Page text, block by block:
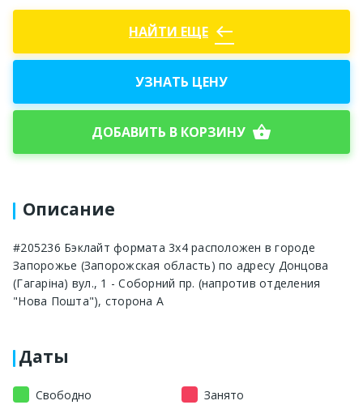
НАЙТИ ЕЩЕ west
УЗНАТЬ ЦЕНУ
ДОБАВИТЬ В КОРЗИНУ shopping_basket
Описание
#205236 Бэклайт формата 3х4 расположен в городе
Запорожье (Запорожская область) по адресу Донцова
(Гагаріна) вул., 1 - Соборний пр. (напротив отделения
"Нова Пошта"), сторона А
Даты
Свободно
Занято